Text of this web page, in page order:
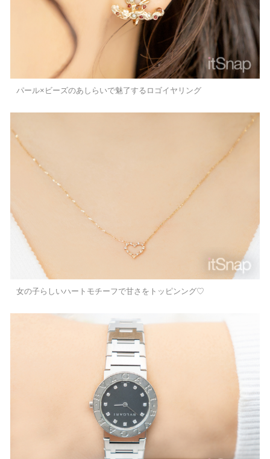
パール×ビーズのあしらいで魅了するロゴイヤリング
女の子らしいハートモチーフで甘さをトッピンング♡